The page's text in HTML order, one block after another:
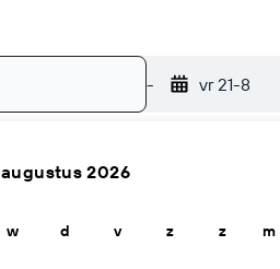
- vr 21-8
augustus 2026
w d v z z m